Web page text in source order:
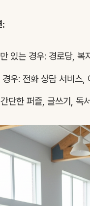
:
있는 경우: 경로당, 복
우: 전화 상담 서비스,
단한 퍼즐, 글쓰기, 독